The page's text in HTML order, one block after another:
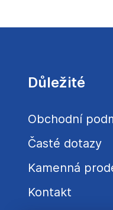
Důležité
Obchodní
Časté dotazy
Kamenná
Kontakt